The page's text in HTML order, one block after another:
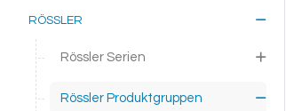
RÖSSLER
Rössler Serien
Rössler Produktgruppen